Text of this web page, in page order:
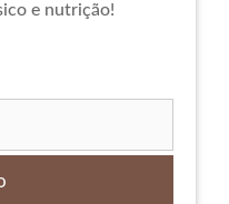
e nutrição!